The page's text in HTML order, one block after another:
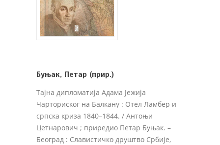
Буњак, Петар (прир.)
Тајна дипломатија Адама Јежија
Чарториског на Балкану : Отел Ламбер и
српска криза 1840–1844. / Антоњи
Цетнарович ; приредио Петар Буњак. –
Београд : Славистичко друштво Србије,